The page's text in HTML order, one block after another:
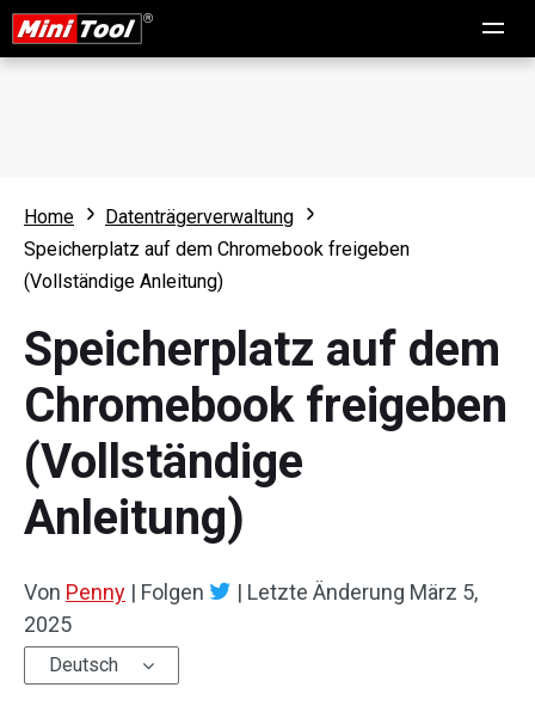
Home
Datenträgerverwaltung
Speicherplatz auf dem Chromebook freigeben
(Vollständige Anleitung)
Speicherplatz auf dem
Chromebook freigeben
(Vollständige
Anleitung)
Von Penny | Folgen | Letzte Änderung März 5,
2025
Deutsch